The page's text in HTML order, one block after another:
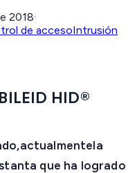
2018·
de accesoIntrusión
HID®
actualmentela
que ha logrado